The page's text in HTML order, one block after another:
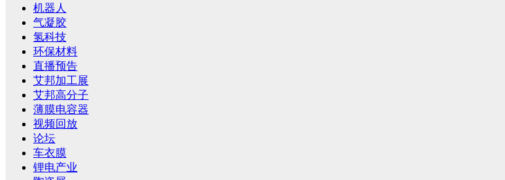
机器人
气凝胶
氢科技
环保材料
直播预告
艾邦加工展
艾邦高分子
薄膜电容器
视频回放
论坛
车衣膜
锂电产业